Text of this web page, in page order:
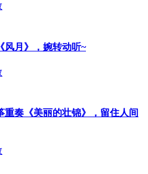
风月》，婉转动听~
重奏《美丽的壮锦》，留住人间